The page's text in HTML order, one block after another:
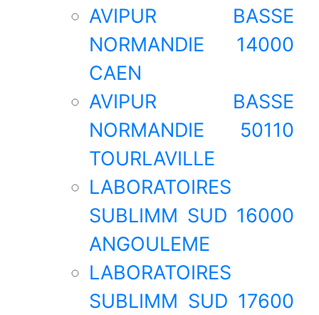
AVIPUR BASSE
NORMANDIE 14000
CAEN
AVIPUR BASSE
NORMANDIE 50110
TOURLAVILLE
LABORATOIRES
SUBLIMM SUD 16000
ANGOULEME
LABORATOIRES
SUBLIMM SUD 17600